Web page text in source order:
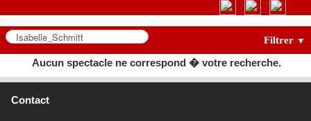
Filtrer ▼
Aucun spectacle ne correspond � votre recherche.
Contact